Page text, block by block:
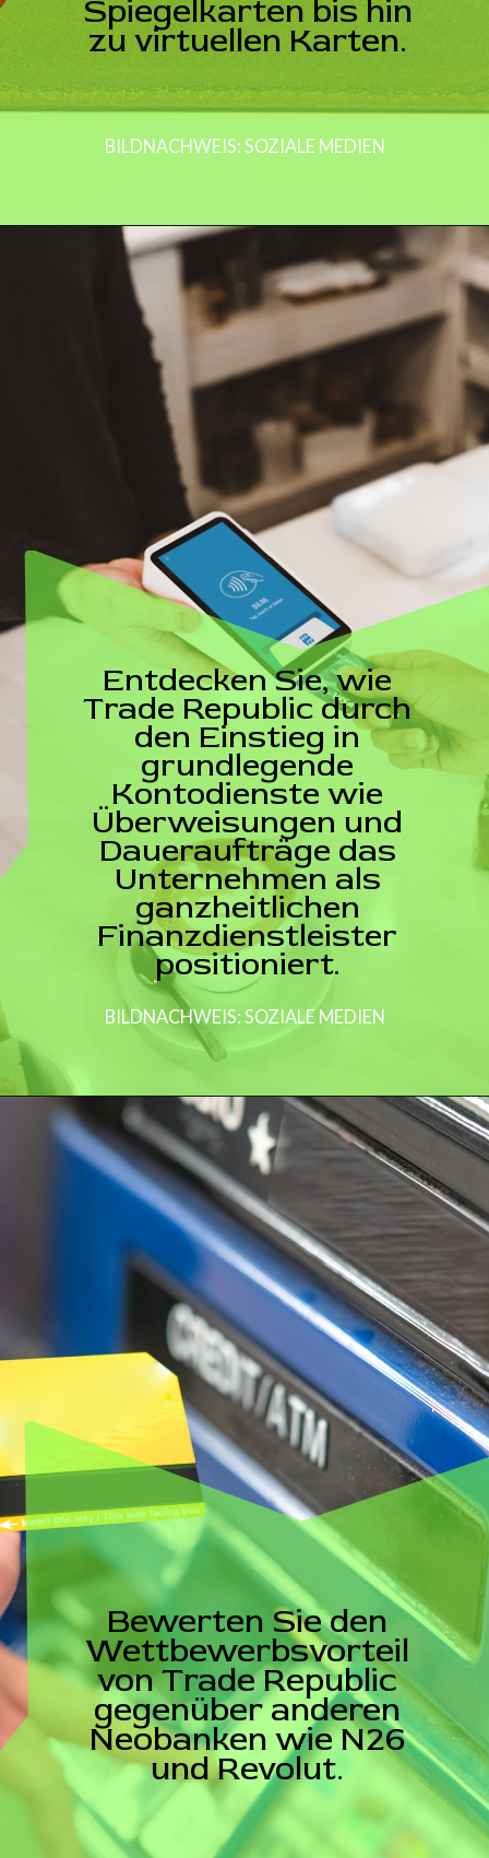
Spiegelkarten bis hin
zu virtuellen Karten.
BILDNACHWEIS: SOZIALE MEDIEN
Entdecken Sie, wie
Trade Republic durch
den Einstieg in
grundlegende
Kontodienste wie
Überweisungen und
Daueraufträge das
Unternehmen als
ganzheitlichen
Finanzdienstleister
positioniert.
BILDNACHWEIS: SOZIALE MEDIEN
Bewerten Sie den
Wettbewerbsvorteil
von Trade Republic
gegenüber anderen
Neobanken wie N26
und Revolut.